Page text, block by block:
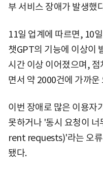
부 서비스 장애가 발생했
11일 업계에 따르면, 10
챗GPT의 기능에 이상이
시간 이상 이어졌으며,
면서 약 2000건에 가까
이번 장애로 많은 이용자
못하거나 '동시 요청이
rent requests)'라는 오
됐다.